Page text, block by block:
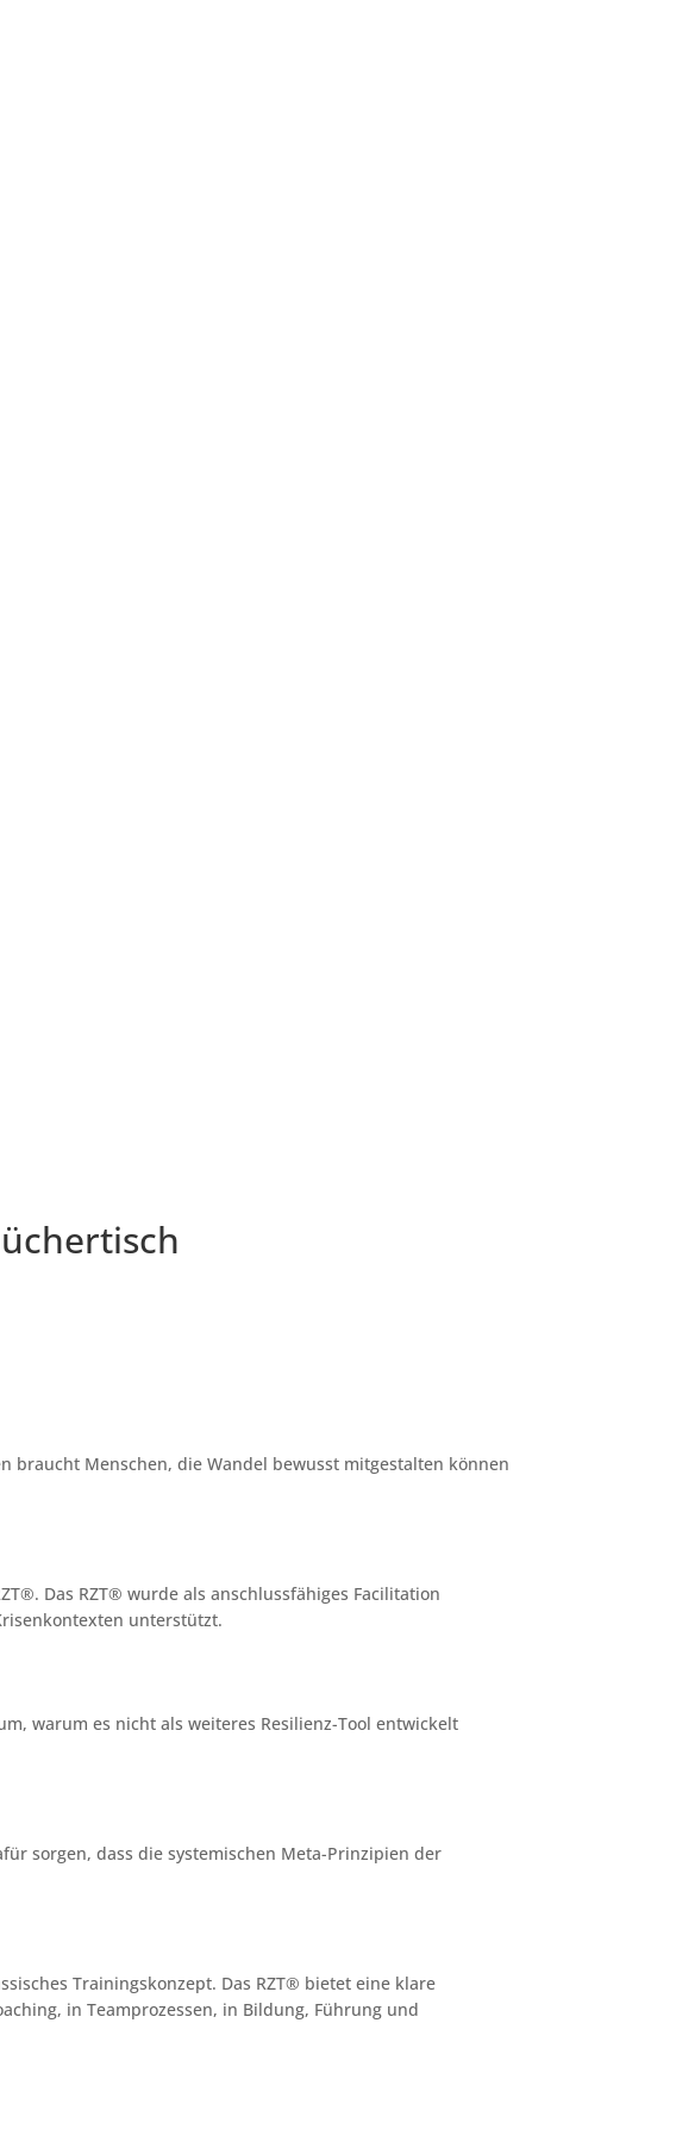
braucht Menschen, die Wandel bewusst mitgestalten können
Das RZT® wurde als anschlussfähiges Facilitation
unterstützt.
warum es nicht als weiteres Resilienz-Tool entwickelt
sorgen, dass die systemischen Meta-Prinzipien der
Trainingskonzept. Das RZT® bietet eine klare
in Teamprozessen, in Bildung, Führung und